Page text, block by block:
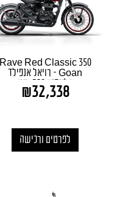
Rave Red Classic 350
Goan – רויאל אנפילד
קלאסיק 350 גואן
₪32,338
לפרטים ורכישה